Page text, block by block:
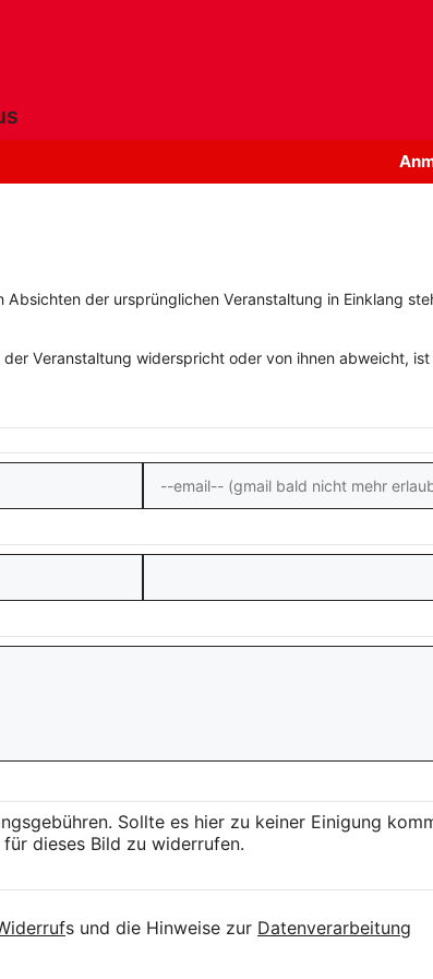
der ursprünglichen Veranstaltung in Einklang
Veranstaltung widerspricht oder von ihnen abweicht,
Sollte es hier zu keiner Einigung
dieses Bild zu widerrufen.
s und die Hinweise zur Datenverarbeitung